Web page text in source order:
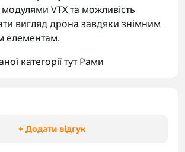
VTX та можливість
вигляд дрона завдяки знімним
елементам.
категорії тутРами
+ Додати відгук